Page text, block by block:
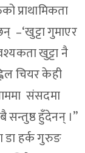
प्राथामिकता
–‘खुट्टा गुमाएर
खुट्टा नै
चियर केही
संसदमा
सन्तुष्ठ हुँदेनन् ।”
डा हर्क गुरुङ